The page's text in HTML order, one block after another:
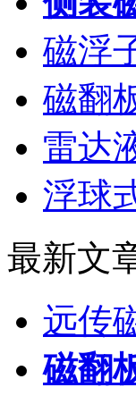
磁浮
磁翻
雷达
浮球
最新文
远传
磁翻